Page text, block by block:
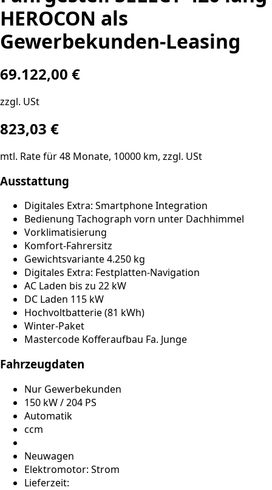
HEROCON als
Gewerbekunden-Leasing
69.122,00 €
zzgl. USt
823,03 €
mtl. Rate für48 Monate, 10000 km, zzgl. USt
Ausstattung
Digitales Extra: Smartphone Integration
Bedienung Tachograph vorn unter Dachhimmel
Vorklimatisierung
Komfort-Fahrersitz
Gewichtsvariante 4.250 kg
Digitales Extra: Festplatten-Navigation
AC Laden bis zu 22 kW
DC Laden 115 kW
Hochvoltbatterie (81 kWh)
Winter-Paket
Mastercode Kofferaufbau Fa. Junge
Fahrzeugdaten
Nur Gewerbekunden
150 kW / 204 PS
Automatik
ccm
Neuwagen
Elektromotor: Strom
Lieferzeit: